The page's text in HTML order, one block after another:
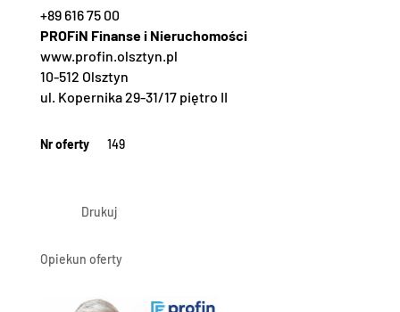
+89 616 75 00
PROFiN Finanse i Nieruchomości
www.profin.olsztyn.pl
10-512 Olsztyn
ul. Kopernika 29-31/17 piętro II
Nr oferty 149
Drukuj
Opiekun oferty